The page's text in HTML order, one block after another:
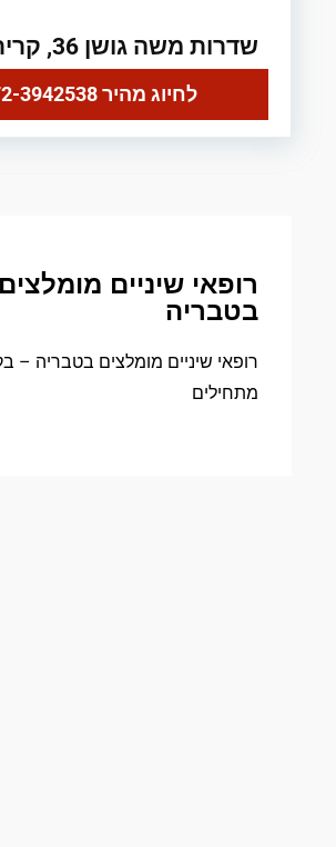
שדרות משה גושן 36, קרית מוצקין
לחיוג מהיר 072-3942538
רופאי שיניים מומלצים
בטבריה
רופאי שיניים מומלצים בטבריה –
מתחילים